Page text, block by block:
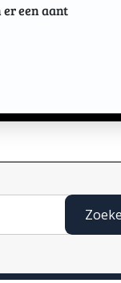
een aant